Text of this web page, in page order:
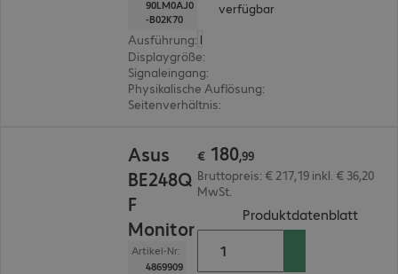
90LM0AJ0
-B02K70
Ausführung: Europäisch
Displaygröße:
Signaleingang:
Physikalische Auflösung:
Seitenverhältnis:
verfügbar
Asus
BE248Q
F
Monitor
Artikel-Nr:
4869909
€ 180,99
Bruttopreis: € 217,19 inkl. € 36,20
MwSt.
Produktdatenblatt(